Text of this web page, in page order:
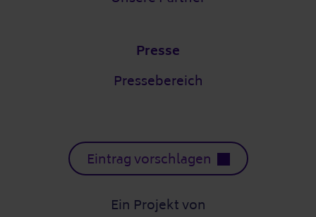
Presse
Pressebereich
Eintrag vorschlagen
Ein Projekt von